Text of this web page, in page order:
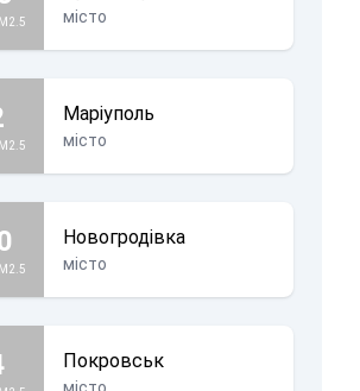
місто
Маріуполь
місто
Новогродівка
місто
Покровськ